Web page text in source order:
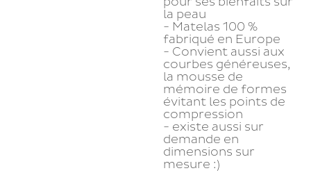
la peau
- Matelas 100 %
fabriqué en Europe
- Convient aussi aux
courbes généreuses,
la mousse de
mémoire de formes
évitant les points de
compression
- existe aussi sur
demande en
dimensions sur
mesure :)